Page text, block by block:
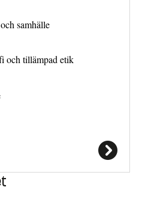
samhälle
och tillämpad etik